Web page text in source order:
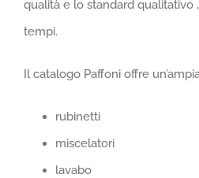
qualità e lo standard qualitativo
tempi.
Il catalogo Paffoni offre
rubinetti
miscelatori
lavabo